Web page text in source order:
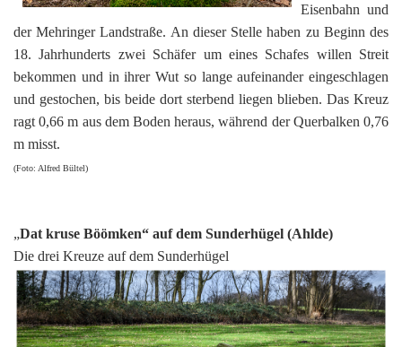
Eisenbahn und
der Mehringer Landstraße. An dieser Stelle haben zu Beginn des
18. Jahrhunderts zwei Schäfer um eines Schafes willen Streit
bekommen und in ihrer Wut so lange aufeinander eingeschlagen
und gestochen, bis beide dort sterbend liegen blieben. Das Kreuz
ragt 0,66 m aus dem Boden heraus, während der Querbalken 0,76
m misst.
(Foto: Alfred Bültel)
„Dat kruse Böömken“ auf dem Sunderhügel (Ahlde)
Die drei Kreuze auf dem Sunderhügel